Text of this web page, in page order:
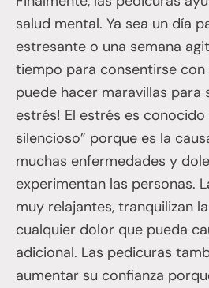
salud mental. Ya sea un día
estresante o una semana
tiempo para consentirse con
puede hacer maravillas para
estrés! El estrés es conocido
silencioso” porque es la
muchas enfermedades y
experimentan las personas.
muy relajantes, tranquilizan
cualquier dolor que pueda
adicional. Las pedicuras
aumentar su confianza